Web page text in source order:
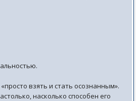
взять и стать осознанным».
насколько способен его